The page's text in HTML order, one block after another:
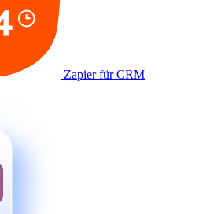
Zapier für CRM